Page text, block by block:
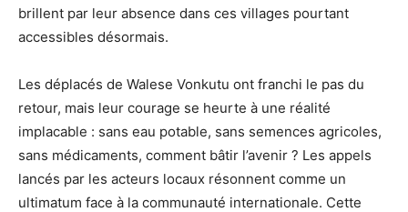
brillent par leur absence dans ces villages pourtant
accessibles désormais.
Les déplacés de Walese Vonkutu ont franchi le pas du
retour, mais leur courage se heurte à une réalité
implacable : sans eau potable, sans semences agricoles,
sans médicaments, comment bâtir l’avenir ? Les appels
lancés par les acteurs locaux résonnent comme un
ultimatum face à la communauté internationale. Cette